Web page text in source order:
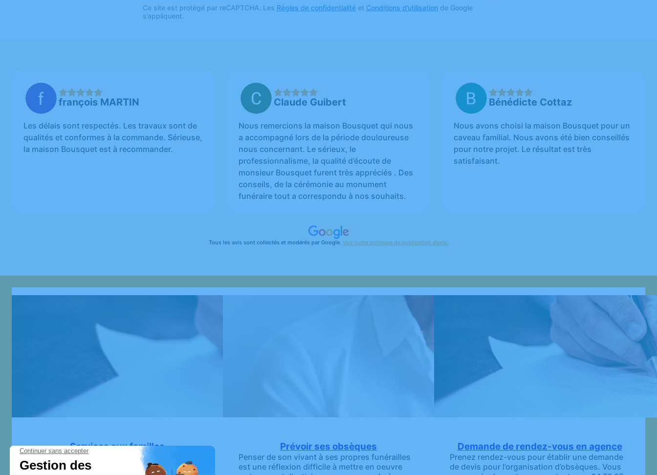
Ce site est protégé par reCAPTCHA. Les Règles de confidentialité et Conditions d’utilisation de Google
s’appliquent.
françois MARTIN
Les délais sont respectés. Les travaux sont de
qualités et conformes à la commande. Sérieuse,
la maison Bousquet est à recommander.
Claude Guibert
Nous remercions la maison Bousquet qui nous
a accompagné lors de la période douloureuse
nous concernant. Le sérieux, le
professionnalisme, la qualité d’écoute de
monsieur Bousquet furent très appréciés . Des
conseils, de la cérémonie au monument
funéraire tout a correspondu à nos souhaits.
Bénédicte Cottaz
Nous avons choisi la maison Bousquet pour un
caveau familial. Nous avons été bien conseillés
pour notre projet. Le résultat est très
satisfaisant.
Tous les avis sont collectés et modérés par Google. Voir notre politique de publication d’avis.
Services aux familles
Notre entreprise met à votre disposition des
services pour simplifier votre contribution aux
Prévoir ses obsèques
Penser de son vivant à ses propres funérailles
est une réflexion difficile à mettre en oeuvre
Demande de rendez-vous en agence
Prenez rendez-vous pour établir une demande
de devis pour l’organisation d’obsèques. Vous